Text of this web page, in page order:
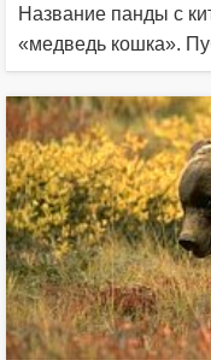
Название панды с
«медведь кошка».